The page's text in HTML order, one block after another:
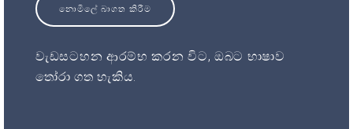
නොමිලේ බාගත කිරීම
වැඩසටහන ආරම්භ කරන විට, ඔබට භාෂාව
තෝරා ගත හැකිය.